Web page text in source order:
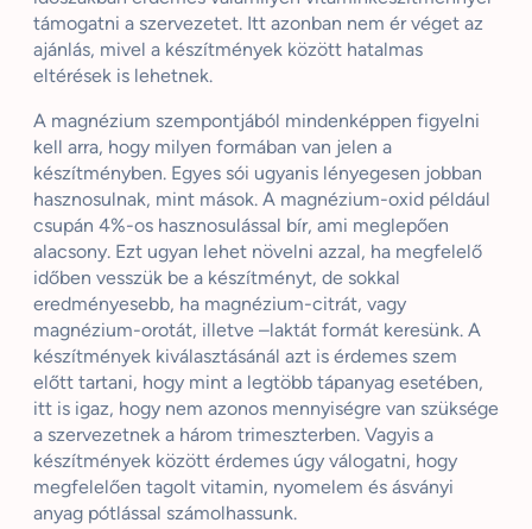
támogatni a szervezetet. Itt azonban nem ér véget az
ajánlás, mivel a készítmények között hatalmas
eltérések is lehetnek.
A magnézium szempontjából mindenképpen figyelni
kell arra, hogy milyen formában van jelen a
készítményben. Egyes sói ugyanis lényegesen jobban
hasznosulnak, mint mások. A magnézium-oxid például
csupán 4%-os hasznosulással bír, ami meglepően
alacsony. Ezt ugyan lehet növelni azzal, ha megfelelő
időben vesszük be a készítményt, de sokkal
eredményesebb, ha magnézium-citrát, vagy
magnézium-orotát, illetve –laktát formát keresünk. A
készítmények kiválasztásánál azt is érdemes szem
előtt tartani, hogy mint a legtöbb tápanyag esetében,
itt is igaz, hogy nem azonos mennyiségre van szüksége
a szervezetnek a három trimeszterben. Vagyis a
készítmények között érdemes úgy válogatni, hogy
megfelelően tagolt vitamin, nyomelem és ásványi
anyag pótlással számolhassunk.